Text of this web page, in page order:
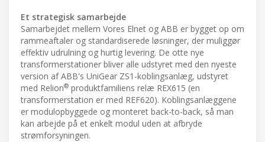
Et strategisk samarbejde
Samarbejdet mellem Vores Elnet og ABB er bygget op om
rammeaftaler og standardiserede løsninger, der muliggør
effektiv udrulning og hurtig levering. De otte nye
transformerstationer bliver alle udstyret med den nyeste
version af ABB's UniGear ZS1-koblingsanlæg, udstyret
med Relion® produktfamiliens relæ REX615 (en
transformerstation er med REF620). Koblingsanlæggene
er modulopbyggede og monteret back-to-back, så man
kan arbejde på et enkelt modul uden at afbryde
strømforsyningen.